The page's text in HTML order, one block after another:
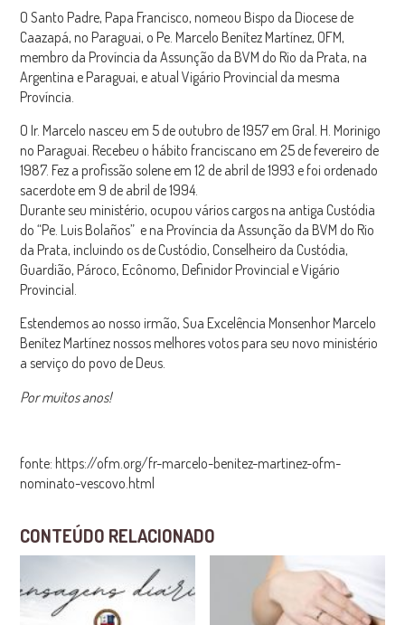
O Santo Padre, Papa Francisco, nomeou Bispo da Diocese de
Caazapá, no Paraguai, o Pe. Marcelo Benítez Martínez, OFM,
membro da Província da Assunção da BVM do Rio da Prata, na
Argentina e Paraguai, e atual Vigário Provincial da mesma
Província.
O Ir. Marcelo nasceu em 5 de outubro de 1957 em Gral. H. Morinigo
no Paraguai. Recebeu o hábito franciscano em 25 de fevereiro de
1987. Fez a profissão solene em 12 de abril de 1993 e foi ordenado
sacerdote em 9 de abril de 1994.
Durante seu ministério, ocupou vários cargos na antiga Custódia
do “Pe. Luis Bolaños” e na Província da Assunção da BVM do Rio
da Prata, incluindo os de Custódio, Conselheiro da Custódia,
Guardião, Pároco, Ecônomo, Definidor Provincial e Vigário
Provincial.
Estendemos ao nosso irmão, Sua Excelência Monsenhor Marcelo
Benítez Martínez nossos melhores votos para seu novo ministério
a serviço do povo de Deus.
Por muitos anos!
fonte: https://ofm.org/fr-marcelo-benitez-martinez-ofm-
nominato-vescovo.html
CONTEÚDO RELACIONADO